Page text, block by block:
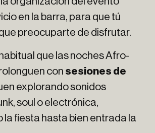
en la barra, para que tú
preocuparte de disfrutar.
que las noches Afro-
con sesiones de
explorando sonidos
soul o electrónica,
la fiesta hasta bien entrada la